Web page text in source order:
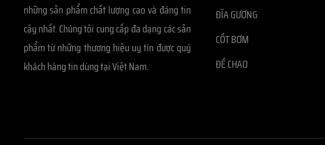
những sản phẩm chất lượng cao và đáng tin
cậy nhất. Chúng tôi cung cấp đa dạng các sản
phẩm từ những thương hiệu uy tín được quý
khách hàng tin dùng tại Việt Nam.
ĐĨA GƯƠNG
CỐT BƠM
ĐẾ CHAO